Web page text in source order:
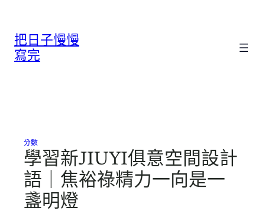
把日子慢慢
寫完
分數
學習新JIUYI俱意空間設計
語｜焦裕祿精力一向是一
盞明燈